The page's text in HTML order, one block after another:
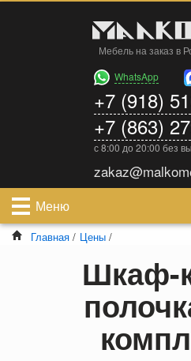
Мебель на заказ в
WhatsApp
+7 (918)
+7 (863)
с 8:00 до 20:00 без
Меню
Главная / Цены /
Шкаф-